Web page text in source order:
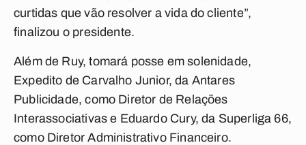
curtidas que vão resolver a vida do cliente”,
finalizou o presidente.
Além de Ruy, tomará posse em solenidade,
Expedito de Carvalho Junior, da Antares
Publicidade, como Diretor de Relações
Interassociativas e Eduardo Cury, da Superliga 66,
como Diretor Administrativo Financeiro.